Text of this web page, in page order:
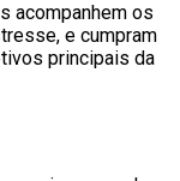
acompanhem os
e cumpram
principais da